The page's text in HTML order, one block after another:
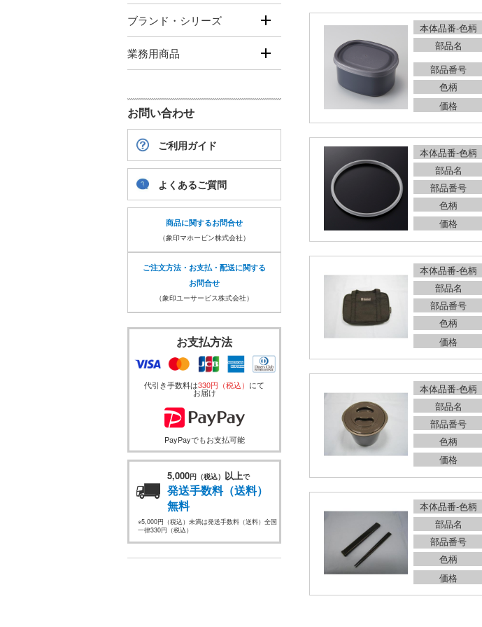
本体品番-色柄
部品名
部品番号
色柄
価格
本体品番-色柄
部品名
部品番号
色柄
価格
本体品番-色柄
部品名
部品番号
色柄
価格
本体品番-色柄
部品名
部品番号
色柄
価格
本体品番-色柄
部品名
部品番号
色柄
価格
ブランド・シリーズ
業務用商品
お問い合わせ
ご利用ガイド
よくあるご質問
商品に関するお問合せ
（象印マホービン株式会社）
ご注文方法・お支払・配送に関する
お問合せ
（象印ユーサービス株式会社）
お支払方法
代引き手数料は330円（税込） にて
お届け
PayPayでもお支払可能
5,000円（税込） 以上で
発送手数料（送料）
無料
※5,000円（税込）未満は発送手数料（送料）全国
一律330円（税込）